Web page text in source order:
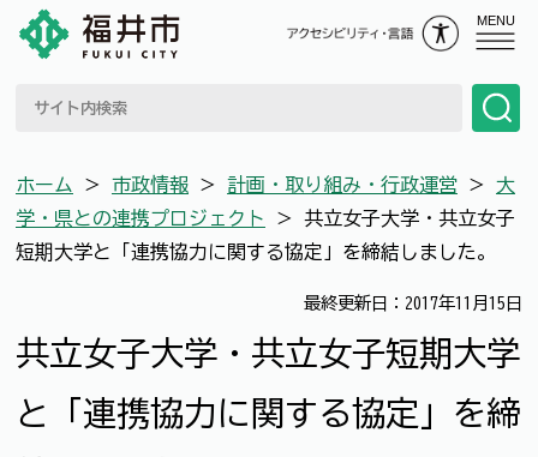
MENU
ホーム ＞ 市政情報 ＞ 計画・取り組み・行政運営 ＞ 大
学・県との連携プロジェクト
＞ 共立女子大学・共立女子
短期大学と「連携協力に関する協定」を締結しました。
最終更新日：2017年11月15日
共立女子大学・共立女子短期大学
と「連携協力に関する協定」を締